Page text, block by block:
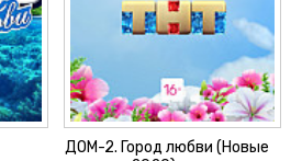
ДОМ-2. Город любви (Новые